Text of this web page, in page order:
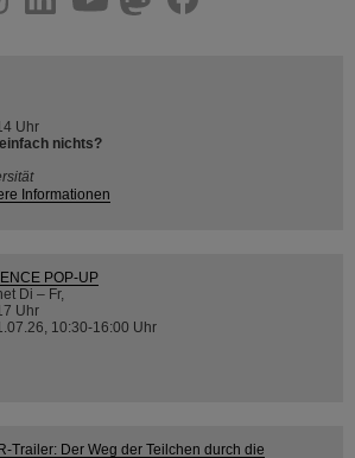
Uhr
nichts?
Informationen
POP-UP
Di – Fr,
Uhr
10:30-16:00 Uhr
Trailer: Der Weg der Teilchen durch die